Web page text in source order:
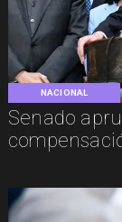
NACIONAL
Senado